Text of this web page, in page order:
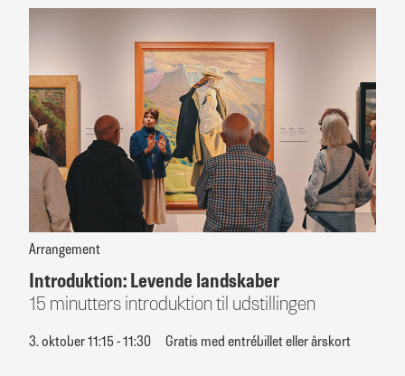
Arrangement
Introduktion: Levende landskaber
15 minutters introduktion til udstillingen
3. oktober 11:15 - 11:30 Gratis med entrébillet eller årskort